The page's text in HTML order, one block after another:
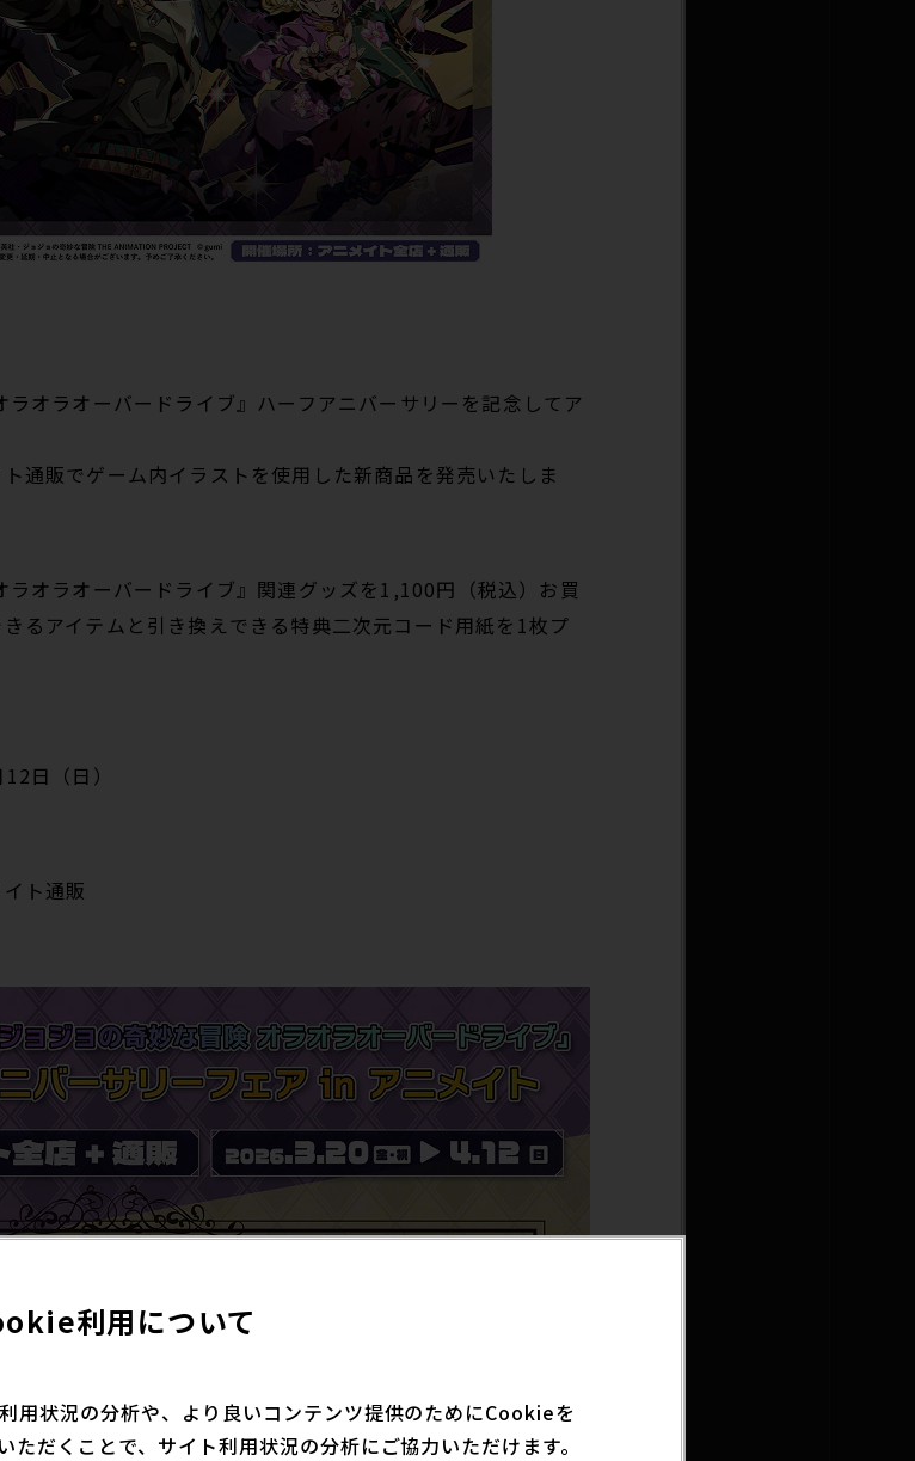
オラオーバードライブ』ハーフアニバーサリーを記念してア
通販でゲーム内イラストを使用した新商品を発売いたしま
オラオーバードライブ』関連グッズを1,100円（税込）お買
るアイテムと引き換えできる特典二次元コード用紙を1枚プ
日（日）
ト通販
利用について
用状況の分析や、より良いコンテンツ提供のためにCookieを
だくことで、サイト利用状況の分析にご協力いただけます。